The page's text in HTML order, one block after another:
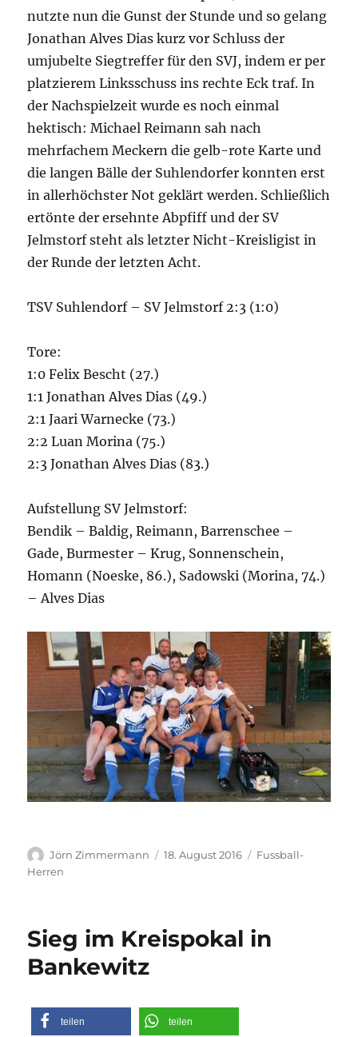
nutzte nun die Gunst der Stunde und so gelang
Jonathan Alves Dias kurz vor Schluss der
umjubelte Siegtreffer für den SVJ, indem er per
platzierem Linksschuss ins rechte Eck traf. In
der Nachspielzeit wurde es noch einmal
hektisch: Michael Reimann sah nach
mehrfachem Meckern die gelb-rote Karte und
die langen Bälle der Suhlendorfer konnten erst
in allerhöchster Not geklärt werden. Schließlich
ertönte der ersehnte Abpfiff und der SV
Jelmstorf steht als letzter Nicht-Kreisligist in
der Runde der letzten Acht.
TSV Suhlendorf – SV Jelmstorf 2:3 (1:0)
Tore:
1:0 Felix Bescht (27.)
1:1 Jonathan Alves Dias (49.)
2:1 Jaari Warnecke (73.)
2:2 Luan Morina (75.)
2:3 Jonathan Alves Dias (83.)
Aufstellung SV Jelmstorf:
Bendik – Baldig, Reimann, Barrenschee –
Gade, Burmester – Krug, Sonnenschein,
Homann (Noeske, 86.), Sadowski (Morina, 74.)
– Alves Dias
Autor
Jörn Zimmermann
Veröffentlicht
18. August 2016 Kategorien
Fussball-
Herren
Sieg im Kreispokal in
Bankewitz
teilen teilen